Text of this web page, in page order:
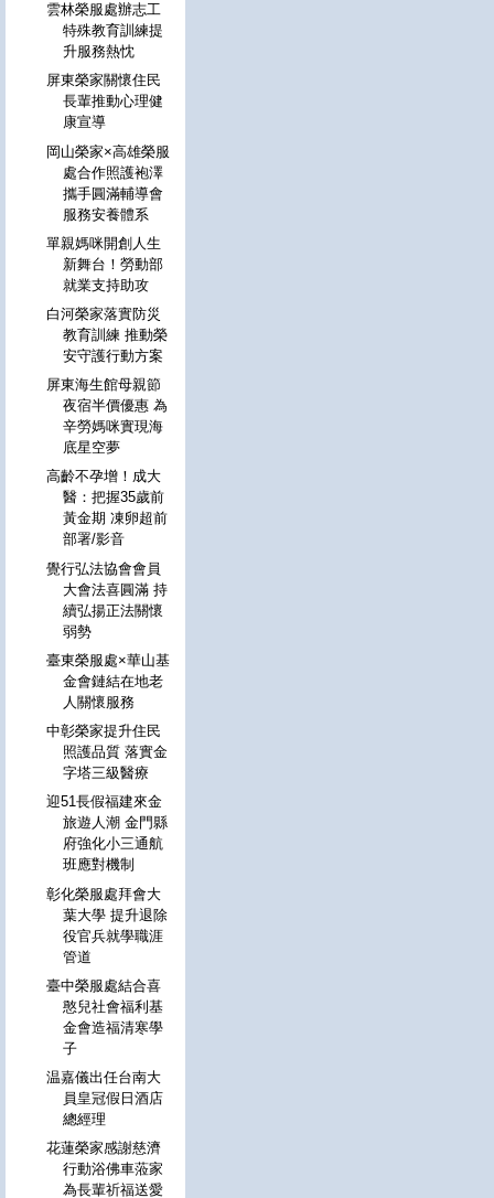
雲林榮服處辦志工
特殊教育訓練提
升服務熱忱
屏東榮家關懷住民
長輩推動心理健
康宣導
岡山榮家×高雄榮服
處合作照護袍澤
攜手圓滿輔導會
服務安養體系
單親媽咪開創人生
新舞台！勞動部
就業支持助攻
白河榮家落實防災
教育訓練 推動榮
安守護行動方案
屏東海生館母親節
夜宿半價優惠 為
辛勞媽咪實現海
底星空夢
高齡不孕增！成大
醫：把握35歲前
黃金期 凍卵超前
部署/影音
覺行弘法協會會員
大會法喜圓滿 持
續弘揚正法關懷
弱勢
臺東榮服處×華山基
金會鏈結在地老
人關懷服務
中彰榮家提升住民
照護品質 落實金
字塔三級醫療
迎51長假福建來金
旅遊人潮 金門縣
府強化小三通航
班應對機制
彰化榮服處拜會大
葉大學 提升退除
役官兵就學職涯
管道
臺中榮服處結合喜
憨兒社會福利基
金會造福清寒學
子
温嘉儀出任台南大
員皇冠假日酒店
總經理
花蓮榮家感謝慈濟
行動浴佛車蒞家
為長輩祈福送愛